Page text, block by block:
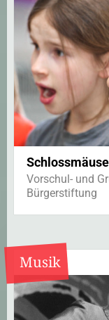
Vorschul- und
Bürgerstiftung
Musik